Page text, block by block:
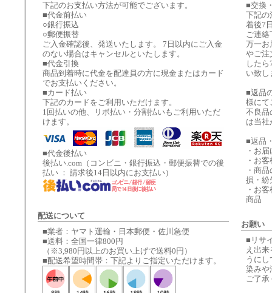
下記のお支払い方法が可能でございます。
■代金前払い
○銀行振込
○郵便振替
ご入金確認後、発送いたします。 7日以内にご入金
のない場合はキャンセルといたします。
■代金引換
商品到着時に代金を配達員の方に現金またはカード
でお支払いください。
■カード払い
下記のカードをご利用いただけます。
1回払いの他、リボ払い・分割払いもご利用いただ
けます。
■代金後払い
後払い.com（コンビニ・銀行振込・郵便振替での後
払い ： 請求後14日以内にお支払い）
配送について
■業者：ヤマト運輸・日本郵便・佐川急便
■送料：全国一律800円
（※3,980円以上のお買い上げで送料0円）
■配送希望時間帯：下記よりご指定いただけます。
■交換
下記の
着後7
ご連絡
万一お
やご注
した
い致し
■返品
様にて
不良品
は当社
■返品
・お
・お
・商
損・紛
・お
商品
お願い
■リサ
え出
うに
染みや
ご了承